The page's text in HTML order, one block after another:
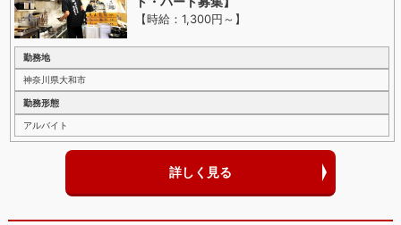
【時給：1,300円～ 】
勤務地
神奈川県大和市
勤務形態
アルバイト
詳しく見る